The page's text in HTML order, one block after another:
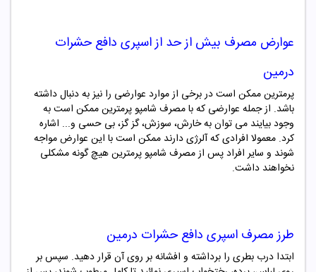
عوارض مصرف بیش از حد ازاسپری دافع حشرات
درمین
پرمترین ممکن است در برخی از موارد عوارضی را نیز به دنبال داشته
باشد. از جمله عوارضی که با مصرف شامپو پرمترین ممکن است به
وجود بیایند می توان به خارش، سوزش، گز گز، بی حسی و... اشاره
کرد. معمولا افرادی که آلرژی دارند ممکن است با این عوارض مواجه
شوند و سایر افراد پس از مصرف شامپو پرمترین هیچ گونه مشکلی
نخواهند داشت.
طرز مصرف اسپری دافع حشرات درمین
ابتدا درب بطری را برداشته و افشانه بر روی آن قرار دهید. سپس بر